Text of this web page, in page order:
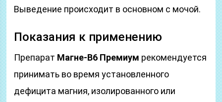
Выведение происходит в основном с мочой.
Показания к применению
Препарат Магне-В6 Премиум рекомендуется
принимать во время установленного
дефицита магния, изолированного или